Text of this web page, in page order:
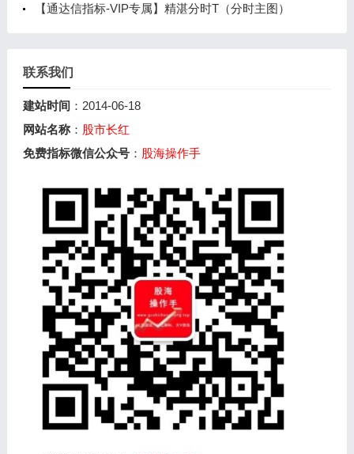
【通达信指标-VIP专属】精湛分时T（分时主图）
联系我们
建站时间 ：2014-06-18
网站名称： 股市长红
免费指标微信公众号： 股海操作手